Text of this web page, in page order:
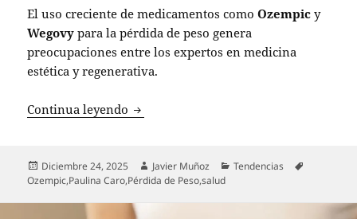
El uso creciente de medicamentos comoOzempic y
Wegovy para la pérdida de peso genera
preocupaciones entre los expertos en medicina
estética y regenerativa.
Continua leyendo Ozempic y otros fármacos para
Publicado
el
Diciembre 24, 2025 Autor
Javier Muñoz Categorías
Tendencias
Ozempic,Paulina Caro,Pérdida de Peso,salud